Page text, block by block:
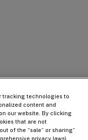
tracking technologies to
content and
our website. By clicking
that are not
of the “sale” or sharing”
privacy laws),